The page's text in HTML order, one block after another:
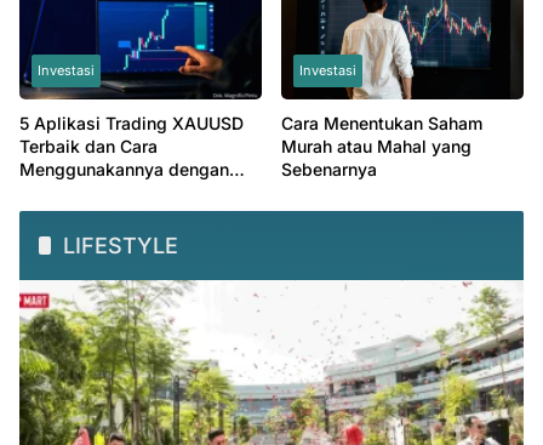
Investasi
5 Aplikasi Trading XAUUSD
Terbaik dan Cara
Menggunakannya dengan
Investasi
Cara Menentukan Saham
Murah atau Mahal yang
Sebenarnya
LIFESTYLE